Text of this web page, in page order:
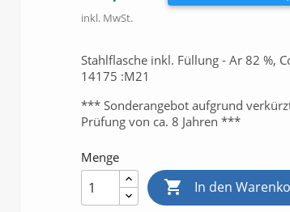
inkl. MwSt.
Stahlflasche inkl. Füllung - Ar 82 %,
14175 :M21
*** Sonderangebot aufgrund
Prüfung von ca. 8 Jahren ***
Menge
 In den